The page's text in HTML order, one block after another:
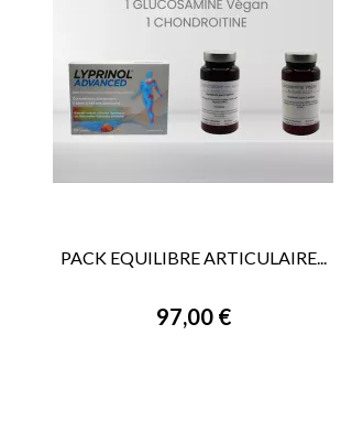
PACK EQUILIBRE ARTICULAIRE...
97,00 €